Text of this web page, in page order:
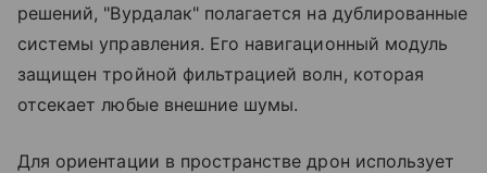
решений, "Вурдалак" полагается на дублированные
системы управления. Его навигационный модуль
защищен тройной фильтрацией волн, которая
отсекает любые внешние шумы.
Для ориентации в пространстве дрон использует